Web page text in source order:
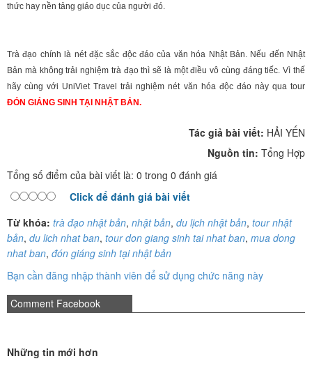
thức hay nền tảng giáo dục của người đó.
Trà đạo chính là nét đặc sắc độc đáo của văn hóa Nhật Bản. Nếu đến Nhật
Bản mà không trải nghiệm trà đạo thì sẽ là một điều vô cùng đáng tiếc. Vì thế
hãy cùng với UniViet Travel trải nghiệm nét văn hóa độc đáo này qua tour
ĐÓN GIÁNG SINH TẠI NHẬT BẢN.
Tác giả bài viết: HẢI YẾN
Nguồn tin: Tổng Hợp
Tổng số điểm của bài viết là: 0 trong 0 đánh giá
Click để đánh giá bài viết
Từ khóa: trà đạo nhật bản, nhật bản, du lịch nhật bản, tour nhật
bản, du lich nhat ban, tour don giang sinh tai nhat ban, mua dong
nhat ban, đón giáng sinh tại nhật bản
Bạn cần đăng nhập thành viên để sử dụng chức năng này
Comment Facebook
Những tin mới hơn